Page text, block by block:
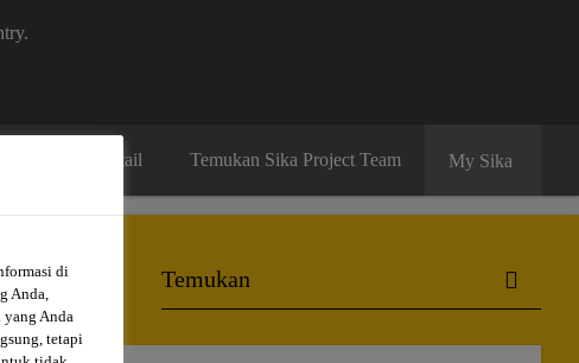
Distributor Retail Temukan Sika Project Team My Sika
di
Anda,
Anda
tetapi